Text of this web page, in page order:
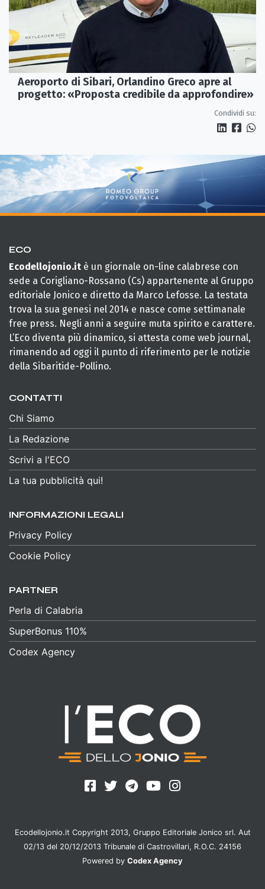
Aeroporto di Sibari, Orlandino Greco apre al
progetto: «Proposta credibile da approfondire»
Condividi su:
ECO
Ecodellojonio.it è un giornale on-line calabrese con
sede a Corigliano-Rossano (Cs) appartenente al Gruppo
editoriale Jonico e diretto da Marco Lefosse. La testata
trova la sua genesi nel 2014 e nasce come settimanale
free press. Negli anni a seguire muta spirito e carattere.
L’Eco diventa più dinamico, si attesta come web journal,
rimanendo ad oggi il punto di riferimento per le notizie
della Sibaritide-Pollino.
CONTATTI
Chi Siamo
La Redazione
Scrivi a l'ECO
La tua pubblicità qui!
INFORMAZIONI LEGALI
Privacy Policy
Cookie Policy
PARTNER
Perla di Calabria
SuperBonus 110%
Codex Agency
Ecodellojonio.it Copyright 2013, Gruppo Editoriale Jonico srl. Aut
02/13 del 20/12/2013 Tribunale di Castrovillari, R.O.C. 24156
Powered by Codex Agency